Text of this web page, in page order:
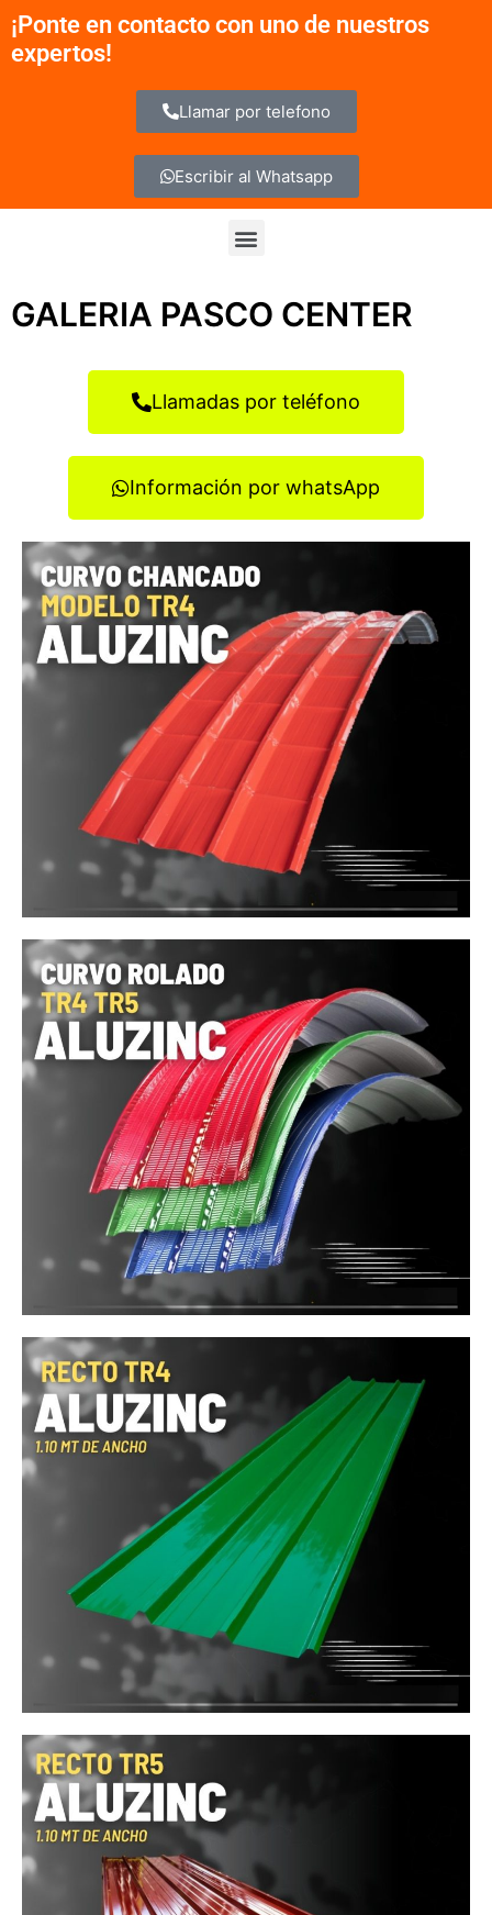
contenido
¡Ponte en contacto con uno de nuestros
expertos!
Llamar por telefono
Escribir al Whatsapp
Menu
GALERIA PASCO CENTER
Llamadas por teléfono
Información por whatsApp